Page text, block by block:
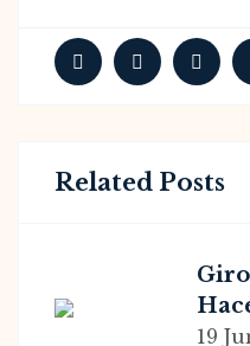
Related Posts
19